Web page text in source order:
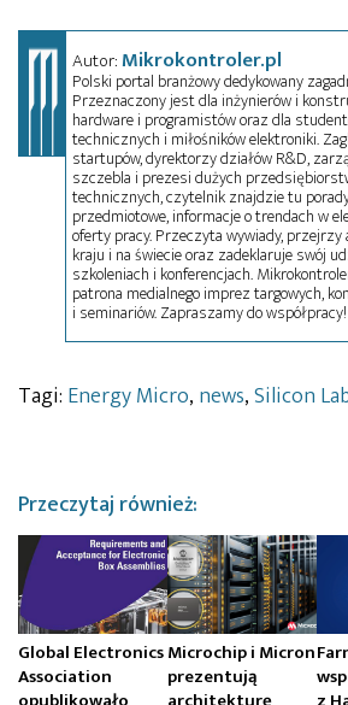
Autor:Mikrokontroler.pl
Polski portal branżowy dedykowany
Przeznaczony jest dla inżynierów i
hardware i programistów oraz dla
technicznych i miłośników elektroniki.
startupów, dyrektorzy działów R&D,
szczebla i prezesi dużych
technicznych, czytelnik znajdzie tu
przedmiotowe, informacje o trendach w
oferty pracy. Przeczyta wywiady,
kraju i na świecie oraz zadeklaruje swój
szkoleniach i konferencjach.
patrona medialnego imprez targowych,
i seminariów. Zapraszamy do współpracy!
Tagi: Energy Micro, news,Silicon
Przeczytaj również:
Global Electronics
Association
Microchip i Micron
prezentują